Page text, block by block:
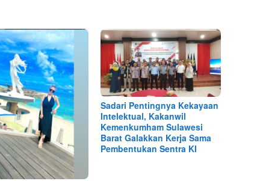
Sadari Pentingnya Kekayaan
Intelektual, Kakanwil
Kemenkumham Sulawesi
Barat Galakkan Kerja Sama
Pembentukan Sentra KI